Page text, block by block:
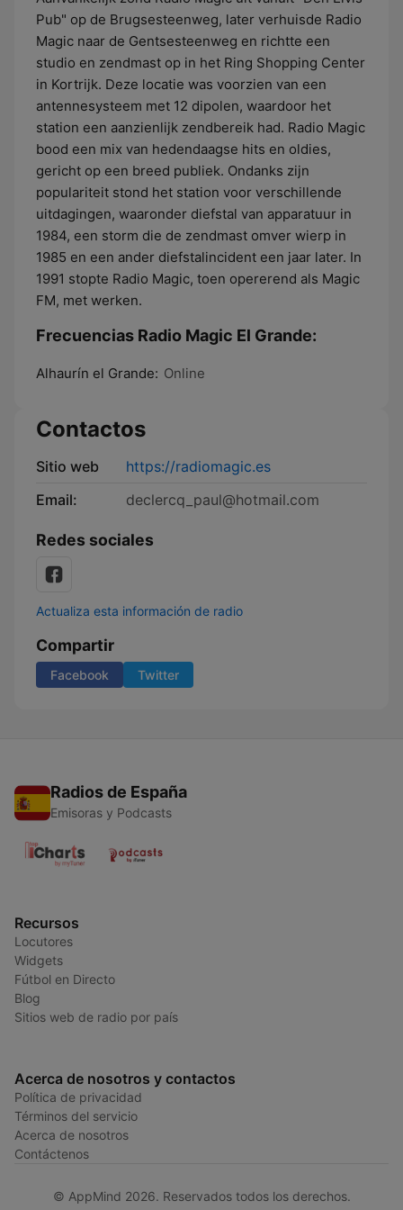
Pub" op de Brugsesteenweg, later verhuisde Radio
Magic naar de Gentsesteenweg en richtte een
studio en zendmast op in het Ring Shopping Center
in Kortrijk. Deze locatie was voorzien van een
antennesysteem met 12 dipolen, waardoor het
station een aanzienlijk zendbereik had. Radio Magic
bood een mix van hedendaagse hits en oldies,
gericht op een breed publiek. Ondanks zijn
populariteit stond het station voor verschillende
uitdagingen, waaronder diefstal van apparatuur in
1984, een storm die de zendmast omver wierp in
1985 en een ander diefstalincident een jaar later. In
1991 stopte Radio Magic, toen opererend als Magic
FM, met werken.
Frecuencias Radio Magic El Grande:
Alhaurín el Grande: Online
Contactos
Sitio web
https://radiomagic.es
Email:
declercq_paul@hotmail.com
Redes sociales
Actualiza esta información de radio
Compartir
Facebook Twitter
Radios de España
Emisoras y Podcasts
Recursos
Locutores
Widgets
Fútbol en Directo
Blog
Sitios web de radio por país
Acerca de nosotros y contactos
Política de privacidad
Términos del servicio
Acerca de nosotros
Contáctenos
© AppMind 2026. Reservados todos los derechos.